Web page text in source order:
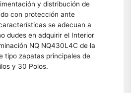
y distribución de
con protección ante
se adecuan a
dudes en adquirir el Interior
NQ NQ430L4C de la
tipo zapatas principales de
y 30 Polos.